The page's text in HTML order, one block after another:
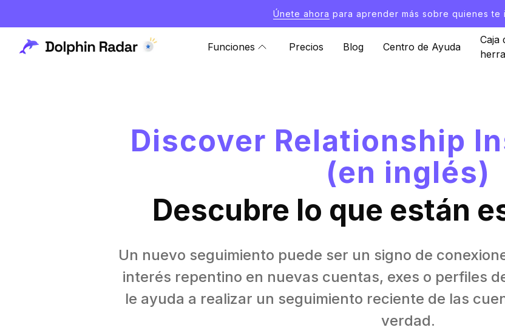
Únete ahora para aprender más sobre quienes te
Funciones Precios Blog Centro de Ayuda
Caja
Discover Relationship
(en inglés)
Descubre lo que están
Un nuevo seguimiento puede ser un signo de
interés repentino en nuevas cuentas, exes o perfiles
le ayuda a realizar un seguimiento reciente de las
verdad.